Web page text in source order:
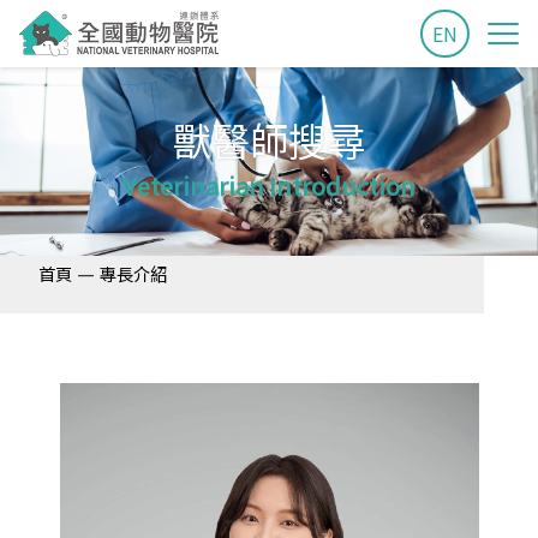
EN
獸醫師搜尋
Veterinarian Introduction
首頁 — 專長介紹